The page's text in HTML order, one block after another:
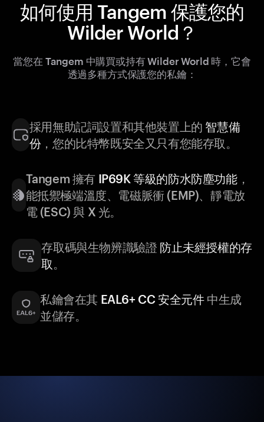
如何使用 Tangem 保護您的
Wilder World？
當您在 Tangem 中購買或持有 Wilder World 時，它會
透過多種方式保護您的私鑰：
採用無助記詞設置和其他裝置上的 智慧備
份，您的比特幣既安全又只有您能存取。
Tangem 擁有 IP69K 等級的防水防塵功能，
能抵禦極端溫度、電磁脈衝 (EMP)、靜電放
電 (ESC) 與 X 光。
存取碼與生物辨識驗證 防止未經授權的存
取 。
私鑰會在其 EAL6+ CC 安全元件中生成
並儲存。